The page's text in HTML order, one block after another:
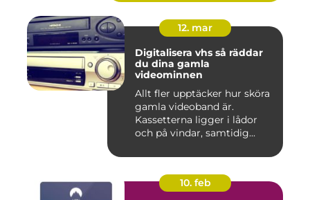
12. mar
Digitalisera vhs så räddar
du dina gamla
videominnen
Allt fler upptäcker hur sköra
gamla videoband är.
Kassetterna ligger i lådor
och på vindar, samtidig...
10. feb